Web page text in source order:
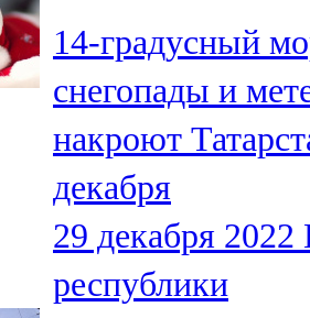
Түбән Кама
102,6 FM
Чирмешән
107,7 FM
Чистай
103,0 FM
14-градусный
снегопады и
накроют
декабря
29 декабря 2022
республики